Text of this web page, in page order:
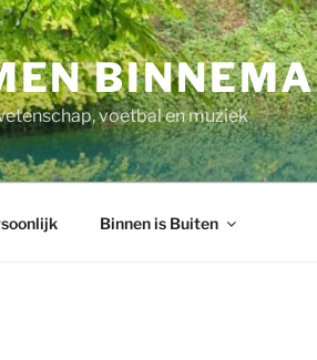
BINNEMA
voetbal en muziek
Binnen is Buiten